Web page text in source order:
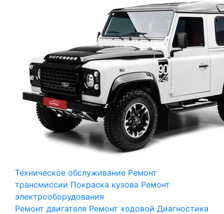
Техническое обслуживание Ремонт
трансмиссии Покраска кузова Ремонт
электрооборудования
Ремонт двигателя Ремонт ходовой Диагностика